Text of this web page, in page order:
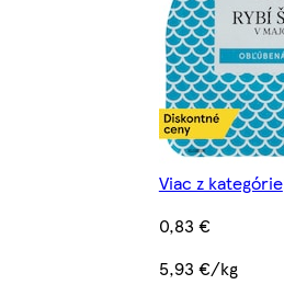
Viac z kategórie
0,83 €
5,93 €/kg